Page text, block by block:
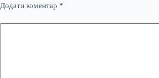
Додати коментар *